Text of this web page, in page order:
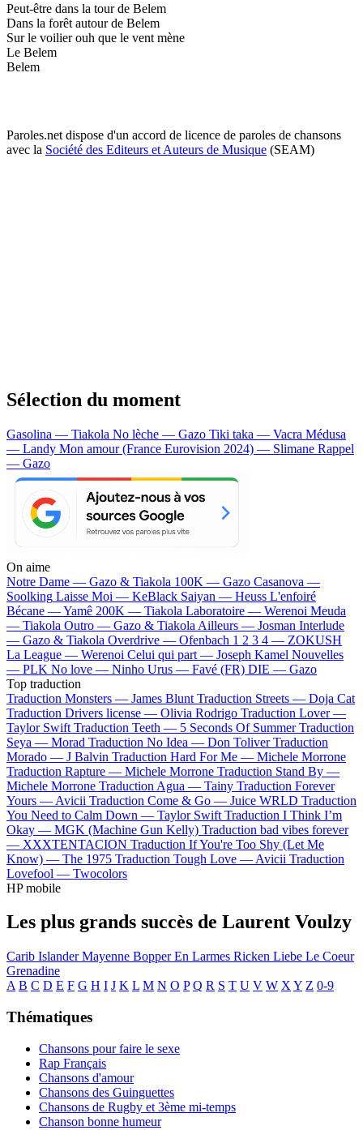
Peut-être dans la tour de Belem
Dans la forêt autour de Belem
Sur le voilier ouh que le vent mène
Le Belem
Belem
Paroles.net dispose d'un accord de licence de paroles de chansons
avec la Société des Editeurs et Auteurs de Musique (SEAM)
Sélection du moment
Gasolina — Tiakola No lèche — Gazo Tiki taka — Vacra Médusa
— Landy Mon amour (France Eurovision 2024) — Slimane Rappel
— Gazo
On aime
Notre Dame — Gazo & Tiakola 100K — Gazo Casanova —
Soolking Laisse Moi — KeBlack Saiyan — Heuss L'enfoiré
Bécane —Yamê 200K — Tiakola Laboratoire — Werenoi Meuda
— Tiakola Outro — Gazo & Tiakola Ailleurs — Josman Interlude
— Gazo & Tiakola Overdrive — Ofenbach 1 2 3 4 — ZOKUSH
La League — Werenoi Celui qui part — Joseph Kamel Nouvelles
— PLK No love — Ninho Urus — Favé (FR) DIE — Gazo
Top traduction
Traduction Monsters — James Blunt Traduction Streets — Doja Cat
Traduction Drivers license — Olivia Rodrigo Traduction Lover —
Taylor Swift Traduction Teeth — 5 Seconds Of Summer Traduction
Seya — Morad Traduction No Idea — Don Toliver Traduction
Morado — J Balvin Traduction Hard For Me — Michele Morrone
Traduction Rapture — Michele Morrone Traduction Stand By —
Michele Morrone Traduction Agua — Tainy Traduction Forever
Yours — Avicii Traduction Come & Go — Juice WRLD Traduction
You Need to Calm Down — Taylor Swift Traduction I Think I’m
Okay — MGK (Machine Gun Kelly) Traduction bad vibes forever
— XXXTENTACION Traduction If You're Too Shy (Let Me
Know) — The 1975 Traduction Tough Love — Avicii Traduction
Lovefool — Twocolors
HP mobile
Les plus grands succès de Laurent Voulzy
Carib IslanderMayenne Bopper En Larmes Ricken Liebe Le Coeur
Grenadine
A B C D E F G H I J K L M N O P Q R S T U V W X Y Z 0-9
Thématiques
Chansons pour faire le sexe
Rap Français
Chansons d'amour
Chansons des Guinguettes
Chansons de Rugby et 3ème mi-temps
Chanson bonne humeur